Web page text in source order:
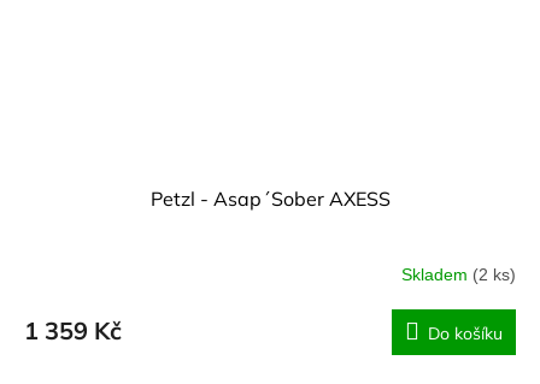
Petzl - Asap´Sober AXESS
Skladem (2 ks)
1 359 Kč Do košíku